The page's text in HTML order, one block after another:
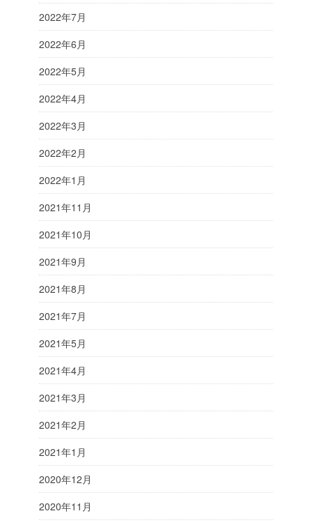
2022年7月
2022年6月
2022年5月
2022年4月
2022年3月
2022年2月
2022年1月
2021年11月
2021年10月
2021年9月
2021年8月
2021年7月
2021年5月
2021年4月
2021年3月
2021年2月
2021年1月
2020年12月
2020年11月